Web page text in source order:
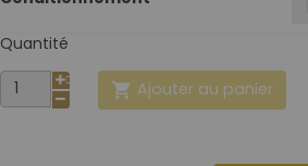
Quantité
 Ajouter au panier